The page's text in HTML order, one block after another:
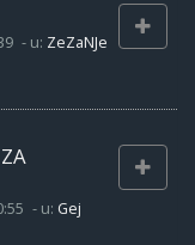
- u: ZeZaNJe
- u: Gej